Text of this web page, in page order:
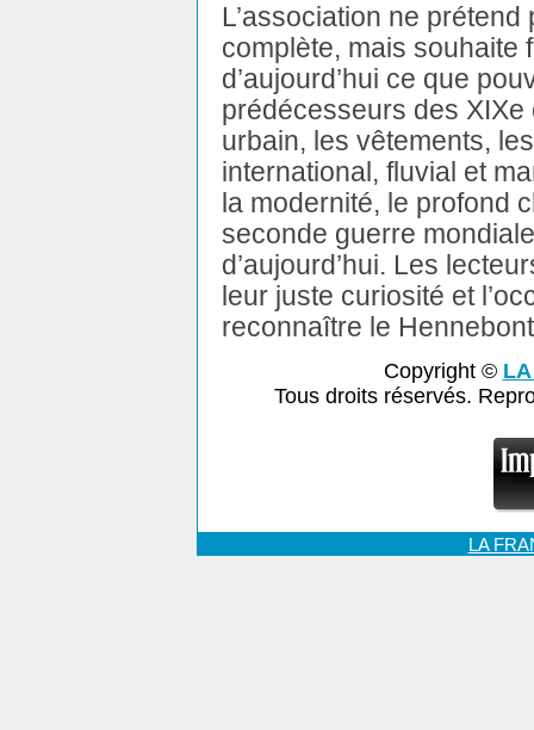
L’association ne
complète, mais souhaite
d’aujourd’hui ce que
prédécesseurs des XIXe
urbain, les vêtements,
international, fluvial et
la modernité, le profond
seconde guerre
d’aujourd’hui. Les
leur juste curiosité et
reconnaître le
Copyright ©
Tous droits réservés.
LA